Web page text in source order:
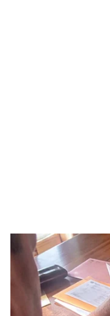
Lịch thi đấu bóng đá
Thế giới thể thao
eSports
Hậu trường